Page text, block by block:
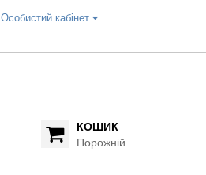
Особистий кабінет
КОШИК
Порожній